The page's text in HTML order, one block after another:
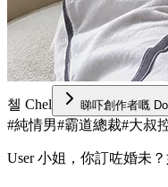
첼 Chel 睇吓創作者嘅
#純情男#霸道總裁#大叔
User 小姐，你訂咗婚未